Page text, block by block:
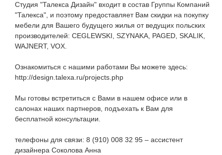
Студия "Талекса Дизайн" входит в состав Группы Компаний
"Талекса", и поэтому предоставляет Вам скидки на покупку
мебели для Вашего будущего жилья от ведущих польских
производителей: CEGLEWSKI, SZYNAKA, PAGED, SKALIK,
WAJNERT, VOX.
Ознакомиться с нашими работами Вы можете здесь:
http://design.talexa.ru/projects.php
Мы готовы встретиться с Вами в нашем офисе или в
салонах наших партнеров, подъехать к Вам для
бесплатной консультации.
телефоны для связи: 8 (910) 008 32 95 – ассистент
дизайнера Соколова Анна